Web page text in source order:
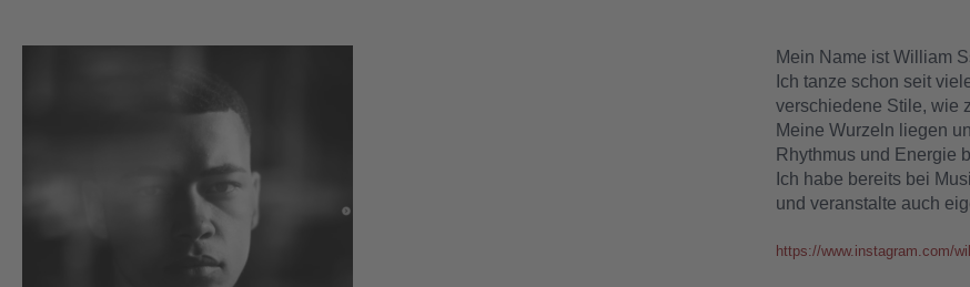
Mein Name ist William
Ich tanze schon seit
verschiedene Stile, wie
Meine Wurzeln liegen
Rhythmus und Energie
Ich habe bereits bei
und veranstalte auch
https://www.instagram.com/